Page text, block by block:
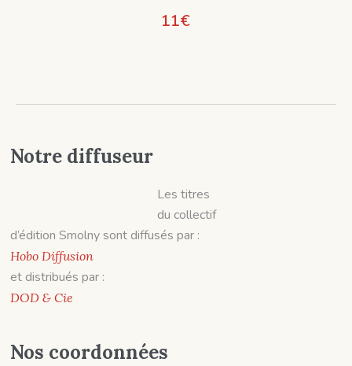
11€
Notre diffuseur
Les titres
du collectif
d’édition Smolny sont diffusés par :
Hobo Diffusion
et distribués par :
DOD & Cie
Nos coordonnées